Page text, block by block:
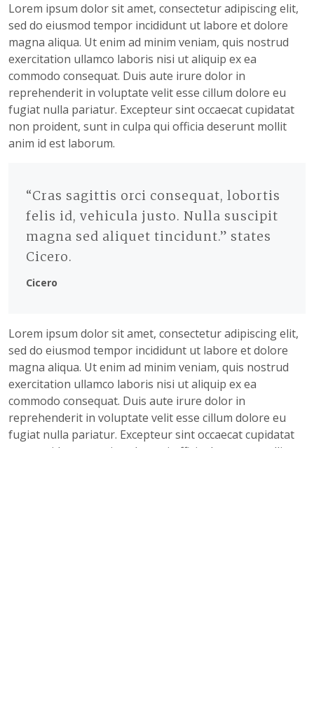
Lorem ipsum dolor sit amet, consectetur adipiscing elit,
sed do eiusmod tempor incididunt ut labore et dolore
magna aliqua. Ut enim ad minim veniam, quis nostrud
exercitation ullamco laboris nisi ut aliquip ex ea
commodo consequat. Duis aute irure dolor in
reprehenderit in voluptate velit esse cillum dolore eu
fugiat nulla pariatur. Excepteur sint occaecat cupidatat
non proident, sunt in culpa qui officia deserunt mollit
anim id est laborum.
“Cras sagittis orci consequat, lobortis
felis id, vehicula justo. Nulla suscipit
magna sed aliquet tincidunt.” states
Cicero.
Cicero
Lorem ipsum dolor sit amet, consectetur adipiscing elit,
sed do eiusmod tempor incididunt ut labore et dolore
magna aliqua. Ut enim ad minim veniam, quis nostrud
exercitation ullamco laboris nisi ut aliquip ex ea
commodo consequat. Duis aute irure dolor in
reprehenderit in voluptate velit esse cillum dolore eu
fugiat nulla pariatur. Excepteur sint occaecat cupidatat
non proident, sunt in culpa qui officia deserunt mollit